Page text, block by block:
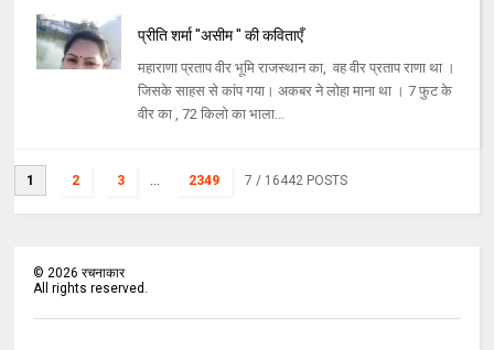
प्रीति शर्मा "असीम " की कविताएँ
महाराणा प्रताप वीर भूमि राजस्थान का, वह वीर प्रताप राणा था ।
जिसके साहस से कांप गया। अकबर ने लोहा माना था । 7 फुट के
वीर का , 72 किलो का भाला...
1 2 3 ... 2349 7 / 16442 POSTS
©2026 रचनाकार
All rights reserved.